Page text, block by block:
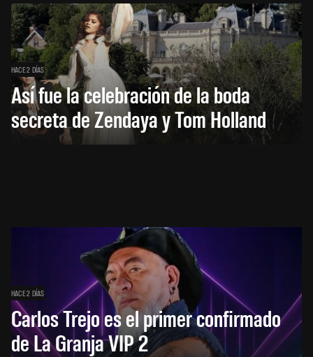
HACE 2 DÍAS
Así fue la celebración de la boda
secreta de Zendaya y Tom Holland
HACE 2 DÍAS
Carlos Trejo es el primer confirmado
de La Granja VIP 2